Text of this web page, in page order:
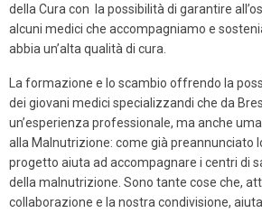
della Cura con la possibilità di garantire
alcuni medici che accompagniamo e
abbia un’alta qualità di cura.
La formazione e lo scambio offrendo la
dei giovani medici specializzandi che da
un’esperienza professionale, ma anche
alla Malnutrizione: come già preannunciato
progetto aiuta ad accompagnare i centri di
della malnutrizione. Sono tante cose che,
collaborazione e la nostra condivisione,